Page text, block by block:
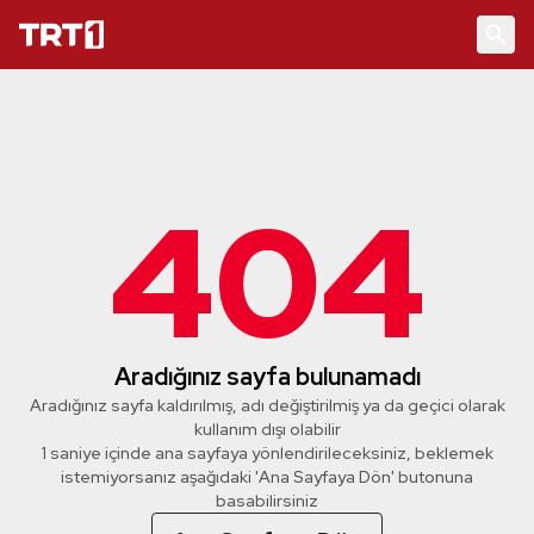
404
Aradığınız sayfa bulunamadı
Aradığınız sayfa kaldırılmış, adı değiştirilmiş ya da geçici olarak
kullanım dışı olabilir
1 saniye içinde ana sayfaya yönlendirileceksiniz, beklemek
istemiyorsanız aşağıdaki 'Ana Sayfaya Dön' butonuna
basabilirsiniz